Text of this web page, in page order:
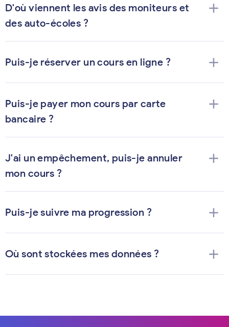
D'où viennent les avis des moniteurs et
des auto-écoles ?
add
Puis-je réserver un cours en ligne ? add
Puis-je payer mon cours par carte
bancaire ?
add
J'ai un empêchement, puis-je annuler
mon cours ?
add
Puis-je suivre ma progression ? add
Où sont stockées mes données ? add